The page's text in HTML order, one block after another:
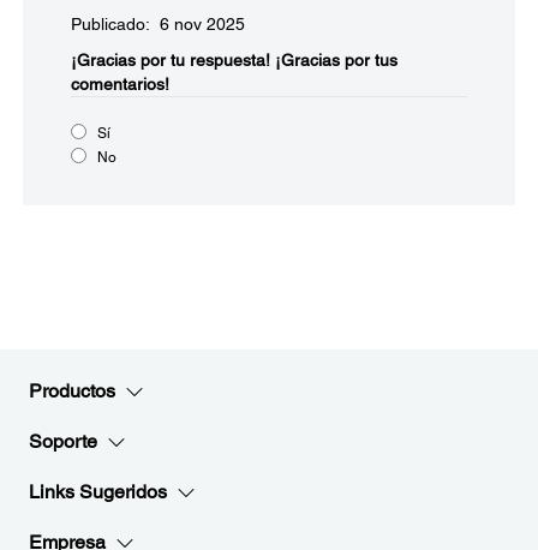
Publicado: 6 nov 2025
¡Gracias por tu respuesta! ¡Gracias por tus
comentarios!
Sí
No
Productos
Soporte
Links Sugeridos
Empresa